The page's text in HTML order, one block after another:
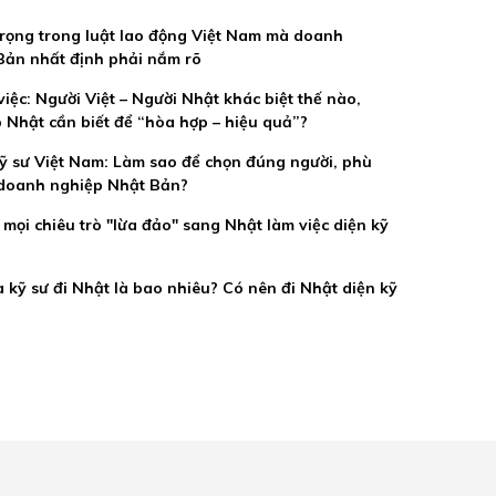
trong luật lao động Việt Nam mà doanh
nhất định phải nắm rõ
Người Việt – Người Nhật khác biệt thế nào,
cần biết để “hòa hợp – hiệu quả”?
sư Việt Nam: Làm sao để chọn đúng người, phù
nghiệp Nhật Bản?
chiêu trò "lừa đảo" sang Nhật làm việc diện kỹ
kỹ sư đi Nhật là bao nhiêu? Có nên đi Nhật diện kỹ